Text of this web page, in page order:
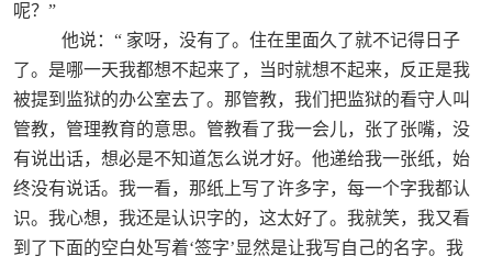
呢？”
他说：“ 家呀，没有了。住在里面久了就不记得日子
了。是哪一天我都想不起来了，当时就想不起来，反正是我
被提到监狱的办公室去了。那管教，我们把监狱的看守人叫
管教，管理教育的意思。管教看了我一会儿，张了张嘴，没
有说出话，想必是不知道怎么说才好。他递给我一张纸，始
终没有说话。我一看，那纸上写了许多字，每一个字我都认
识。我心想，我还是认识字的，这太好了。我就笑，我又看
到了下面的空白处写着‘签字’显然是让我写自己的名字。我